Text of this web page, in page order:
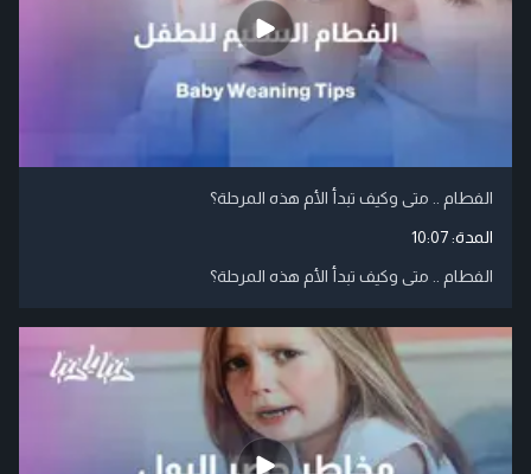
الفطام .. متى وكيف تبدأ الأم هذه المرحلة؟
المدة:10:07
الفطام .. متى وكيف تبدأ الأم هذه المرحلة؟